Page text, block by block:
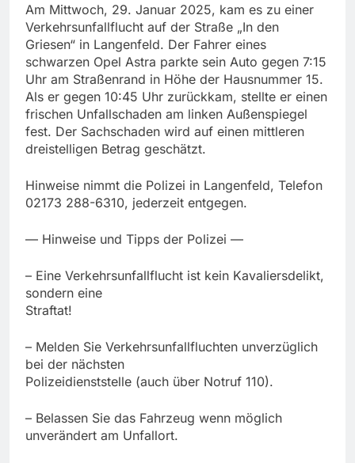
Am Mittwoch, 29. Januar 2025, kam es zu einer
Verkehrsunfallflucht auf der Straße „In den
Griesen“ in Langenfeld. Der Fahrer eines
schwarzen Opel Astra parkte sein Auto gegen 7:15
Uhr am Straßenrand in Höhe der Hausnummer 15.
Als er gegen 10:45 Uhr zurückkam, stellte er einen
frischen Unfallschaden am linken Außenspiegel
fest. Der Sachschaden wird auf einen mittleren
dreistelligen Betrag geschätzt.
Hinweise nimmt die Polizei in Langenfeld, Telefon
02173 288-6310, jederzeit entgegen.
— Hinweise und Tipps der Polizei —
– Eine Verkehrsunfallflucht ist kein Kavaliersdelikt,
sondern eine
Straftat!
– Melden Sie Verkehrsunfallfluchten unverzüglich
bei der nächsten
Polizeidienststelle (auch über Notruf 110).
– Belassen Sie das Fahrzeug wenn möglich
unverändert am Unfallort.